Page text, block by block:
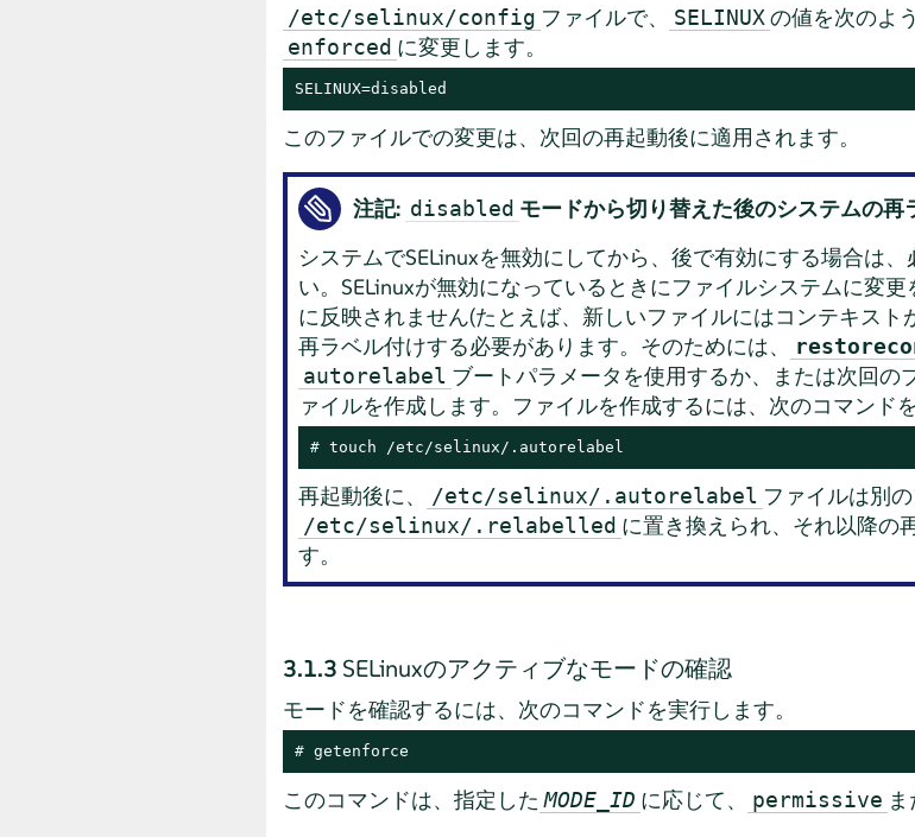
/etc/selinux/config ファイルで、 SELINUX の値を次のよ
enforced に変更します。
SELINUX=disabled
このファイルでの変更は、次回の再起動後に適用されます。
注記: disabled モードから切り替えた後のシステムの再
システムでSELinuxを無効にしてから、後で有効にする場合は
い。SELinuxが無効になっているときにファイルシステムに変
に反映されません(たとえば、新しいファイルにはコンテキス
再ラベル付けする必要があります。そのためには、
autorelabel ブートパラメータを使用するか、または次回の
ァイルを作成します。ファイルを作成するには、次のコマンド
# touch /etc/selinux/.autorelabel
再起動後に、 /etc/selinux/.autorelabel ファイルは別
/etc/selinux/.relabelled に置き換えられ、それ以降の
す。
3.1.3 SELinuxのアクティブなモードの確認
モードを確認するには、次のコマンドを実行します。
# getenforce
このコマンドは、指定した MODE_ID に応じて、 permissive